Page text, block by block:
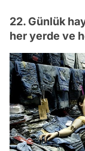
22. Günlük
her yerde ve